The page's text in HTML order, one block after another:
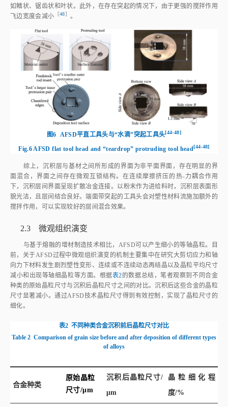
如鳍状、锯齿状和叶状。此外，在存在突起的情况下，由于更强的搅拌作用
飞边宽度会减小 ［48］ 。
图6 AFSD平直工具头与“水滴”突起工具头[44‑48]
Fig.6AFSD flat tool head and “teardrop” protruding tool head[44‑48]
综上，沉积层与基材之间所形成的界面为非平面界面，存在明显的界
面混合，界面之间存在微观互锁结构。在连续摩擦挤压的热‑力耦合作用
下，沉积层间界面呈现扩散冶金连接。以粉末作为进给料时，沉积层表面形
貌光洁，且层间结合良好。端面带突起的工具头会对塑性材料流施加额外的
搅拌作用，可以实现较好的层间混合效果。
2.3 微观组织演变
与基于熔融的增材制造技术相比，AFSD可以产生细小的等轴晶粒。目
前，关于AFSD过程中微观组织演变的机制主要集中在研究大剪切应力和轴
向力下材料发生剧烈塑性变形、连续或不连续动态再结晶以及晶粒平均尺寸
减小和出现等轴细晶粒等方面。根据表2的数据总结，笔者观察到不同合金
种类的原始晶粒尺寸与沉积后晶粒尺寸之间的对比。沉积后这些合金的晶粒
尺寸显著减小。通过AFSD技术晶粒尺寸得到有效控制，实现了晶粒尺寸的
细化。
表2 不同种类合金沉积前后晶粒尺寸对比
Table 2 Comparison of grain size before and after deposition of different types
of alloys
合金种类
原始晶粒
尺寸/μm
沉积后晶粒尺寸/
μm
晶粒细化程
度/%